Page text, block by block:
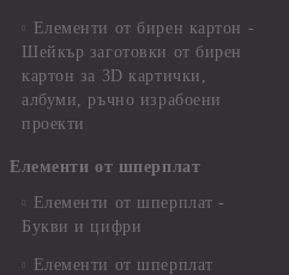
Елементи от бирен картон -
Шейкър заготовки от бирен
картон за 3D картички,
албуми, ръчно израбоени
проекти
Елементи от шперплат
Елементи от шперплат -
Букви и цифри
Елементи от шперплат